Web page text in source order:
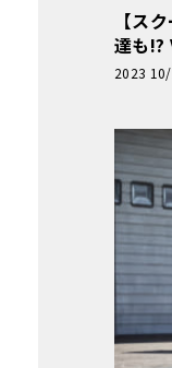
【ス
達も!?
わる！
2023